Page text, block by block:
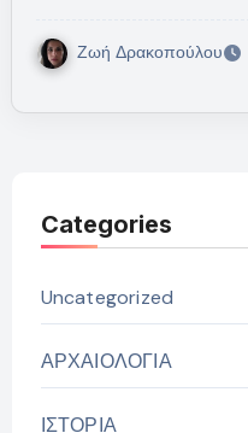
Ζωή Δρακοπούλου
Categories
Uncategorized
ΑΡΧΑΙΟΛΟΓΙΑ
ΙΣΤΟΡΙΑ